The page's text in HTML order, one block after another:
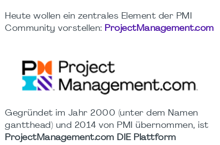
Heute wollen ein zentrales Element der PMI
Community vorstellen: ProjectManagement.com
Gegründet im Jahr 2000 (unter dem Namen
gantthead) und 2014 von PMI übernommen, ist
ProjectManagement.com DIE Plattform